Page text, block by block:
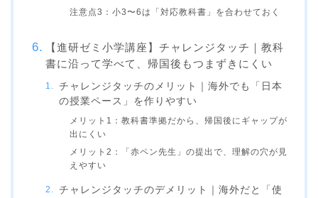
注意点3：小3〜6は「対応教科書」を合わせておく
【進研ゼミ小学講座】チャレンジタッチ｜教科
書に沿って学べて、帰国後もつまずきにくい
チャレンジタッチのメリット｜海外でも「日本
の授業ペース」を作りやすい
メリット1：教科書準拠だから、帰国後にギャップが
出にくい
メリット2：「赤ペン先生」の提出で、理解の穴が見
えやすい
チャレンジタッチのデメリット｜海外だと「使